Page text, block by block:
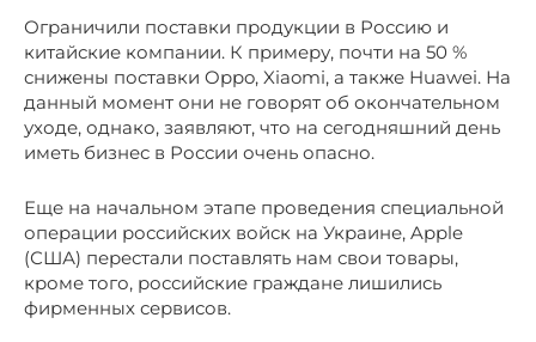
Ограничили поставки продукции в Россию и
китайские компании. К примеру, почти на 50 %
снижены поставки Oppo, Xiaomi, а также Huawei. На
данный момент они не говорят об окончательном
уходе, однако, заявляют, что на сегодняшний день
иметь бизнес в России очень опасно.
Еще на начальном этапе проведения специальной
операции российских войск на Украине, Apple
(США) перестали поставлять нам свои товары,
кроме того, российские граждане лишились
фирменных сервисов.